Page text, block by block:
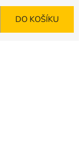
DO KOŠÍKU